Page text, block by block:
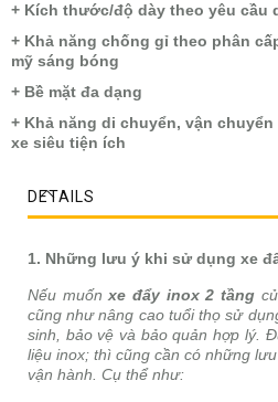
+ Kích thước/độ dày theo yêu cầu
+ Khả năng chống gỉ theo phân
mỹ sáng bóng
+ Bề mặt đa dạng
+ Khả năng di chuyển, vận
xe siêu tiện ích
DETAILS
1. Những lưu ý khi sử dụng xe
Nếu muốnxe đẩy inox 2 tầng
cũng như nâng cao tuổi thọ sử
sinh, bảo vệ và bảo quản hợp lý.
liệu inox; thì cũng cần có những
vận hành. Cụ thể như: